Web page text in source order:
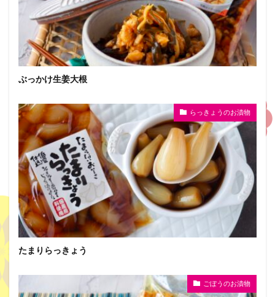
ぶっかけ生姜大根
らっきょうのお漬物
たまりらっきょう
ごぼうのお漬物